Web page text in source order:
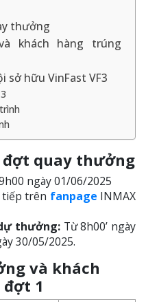
thưởng
khách hàng trúng
sở hữu VinFast VF3
đợt quay thưởng
ngày 01/06/2025
tiếp trên fanpage INMAX
thưởng: Từ 8h00’ ngày
30/05/2025.
và khách
1